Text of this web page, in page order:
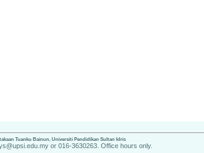
Tuanku Bainun, Universiti Pendidikan Sultan Idris
or 016-3630263. Office hours only.